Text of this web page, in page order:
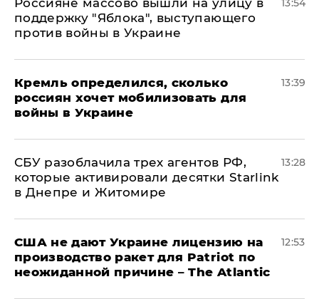
Россияне массово вышли на улицу в
поддержку "Яблока", выступающего
против войны в Украине
13:54
Кремль определился, сколько
россиян хочет мобилизовать для
войны в Украине
13:39
СБУ разоблачила трех агентов РФ,
которые активировали десятки Starlink
в Днепре и Житомире
13:28
США не дают Украине лицензию на
производство ракет для Patriot по
неожиданной причине – The Atlantic
12:53